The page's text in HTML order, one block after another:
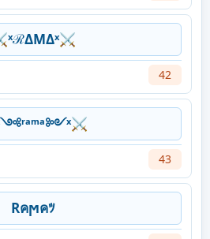
42
43
Rคϻคﾂ